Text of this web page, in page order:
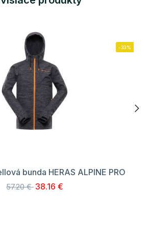
-33%
bunda HERAS ALPINE PRO
57.20 € 38.16 €